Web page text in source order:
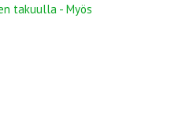
takuulla - Myös